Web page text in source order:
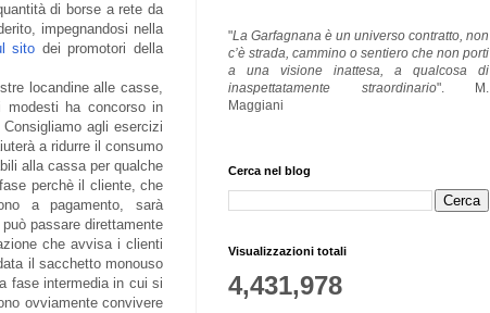
di borse a rete da
impegnandosi nella
sito dei promotori della
locandine alle casse,
modesti ha concorso in
agli esercizi
a ridurre il consumo
alla cassa per qualche
perchè il cliente, che
a pagamento, sarà
passare direttamente
che avvisa i clienti
il sacchetto monouso
fase intermedia in cui si
ovviamente convivere
"La Garfagnana è un universo contratto, non
c’è strada, cammino o sentiero che non porti
a una visione inattesa, a qualcosa di
inaspettatamente straordinario". M.
Maggiani
Cerca nel blog
Visualizzazioni totali
4,431,978